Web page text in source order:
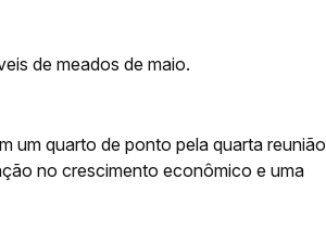
de meados de maio.
um quarto de ponto pela quarta reunião
no crescimento econômico e uma